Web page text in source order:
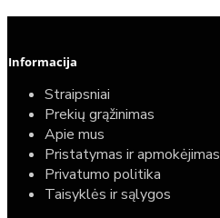
Informacija
Straipsniai
Prekių grąžinimas
Apie mus
Pristatymas ir apmokėjimas
Privatumo politika
Taisyklės ir sąlygos